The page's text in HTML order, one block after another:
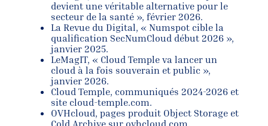
devient une véritable alternative pour le
secteur de la santé », février 2026.
La Revue du Digital, « Numspot cible la
qualification SecNumCloud début 2026 »,
janvier 2025.
LeMagIT, « Cloud Temple va lancer un
cloud à la fois souverain et public »,
janvier 2026.
Cloud Temple, communiqués 2024-2026 et
site cloud-temple.com.
OVHcloud, pages produit Object Storage et
Cold Archive sur ovhcloud.com.